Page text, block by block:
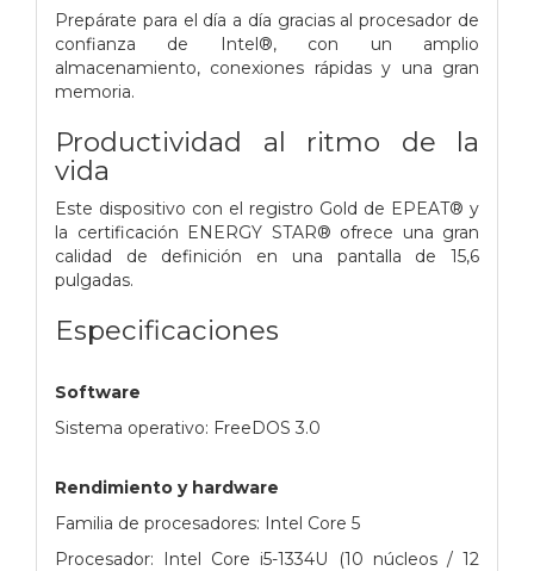
Prepárate para el día a día gracias al procesador de
confianza de Intel®, con un amplio
almacenamiento, conexiones rápidas y una gran
memoria.
Productividad al ritmo de la
vida
Este dispositivo con el registro Gold de EPEAT® y
la certificación ENERGY STAR® ofrece una gran
calidad de definición en una pantalla de 15,6
pulgadas.
Especificaciones
Software
Sistema operativo: FreeDOS 3.0
Rendimiento y hardware
Familia de procesadores: Intel Core 5
Procesador: Intel Core i5-1334U (10 núcleos / 12